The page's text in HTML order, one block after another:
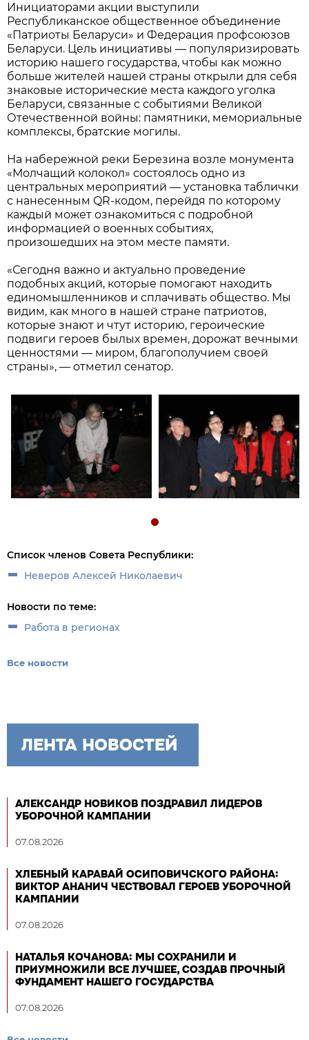
Инициаторами акции выступили
Республиканское общественное объединение
«Патриоты Беларуси» и Федерация профсоюзов
Беларуси. Цель инициативы — популяризировать
историю нашего государства, чтобы как можно
больше жителей нашей страны открыли для себя
знаковые исторические места каждого уголка
Беларуси, связанные с событиями Великой
Отечественной войны: памятники, мемориальные
комплексы, братские могилы.
На набережной реки Березина возле монумента
«Молчащий колокол» состоялось одно из
центральных мероприятий — установка таблички
с нанесенным QR-кодом, перейдя по которому
каждый может ознакомиться с подробной
информацией о военных событиях,
произошедших на этом месте памяти.
«Сегодня важно и актуально проведение
подобных акций, которые помогают находить
единомышленников и сплачивать общество. Мы
видим, как много в нашей стране патриотов,
которые знают и чтут историю, героические
подвиги героев былых времен, дорожат вечными
ценностями — миром, благополучием своей
страны», — отметил сенатор.
Список членов Совета Республики:
Неверов Алексей Николаевич
Новости по теме:
Работа в регионах
Все новости
ЛЕНТА НОВОСТЕЙ
АЛЕКСАНДР НОВИКОВ ПОЗДРАВИЛ ЛИДЕРОВ
УБОРОЧНОЙ КАМПАНИИ
07.08.2026
ХЛЕБНЫЙ КАРАВАЙ ОСИПОВИЧСКОГО РАЙОНА:
ВИКТОР АНАНИЧ ЧЕСТВОВАЛ ГЕРОЕВ УБОРОЧНОЙ
КАМПАНИИ
07.08.2026
НАТАЛЬЯ КОЧАНОВА: МЫ СОХРАНИЛИ И
ПРИУМНОЖИЛИ ВСЕ ЛУЧШЕЕ, СОЗДАВ ПРОЧНЫЙ
ФУНДАМЕНТ НАШЕГО ГОСУДАРСТВА
07.08.2026